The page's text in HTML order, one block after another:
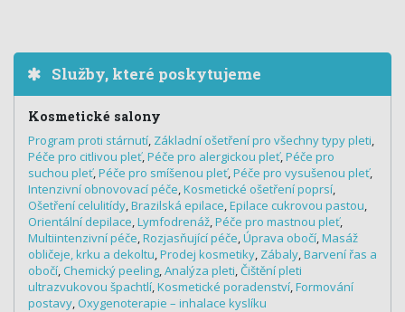
Služby, které poskytujeme
Kosmetické salony
Program proti stárnutí, Základní ošetření pro všechny typy pleti,
Péče pro citlivou pleť,Péče pro alergickou pleť,Péče pro
suchou pleť,Péče pro smíšenou pleť,Péče pro vysušenou pleť,
Intenzivní obnovovací péče,Kosmetické ošetření poprsí,
Ošetření celulitídy,Brazilská epilace,Epilace cukrovou pastou,
Orientální depilace,Lymfodrenáž,Péče pro mastnou pleť,
Multiintenzivní péče,Rozjasňující péče,Úprava obočí,Masáž
obličeje, krku a dekoltu,Prodej kosmetiky, Zábaly,Barvení řas a
obočí, Chemický peeling,Analýza pleti,Čištění pleti
ultrazvukovou špachtlí,Kosmetické poradenství,Formování
postavy, Oxygenoterapie – inhalace kyslíku